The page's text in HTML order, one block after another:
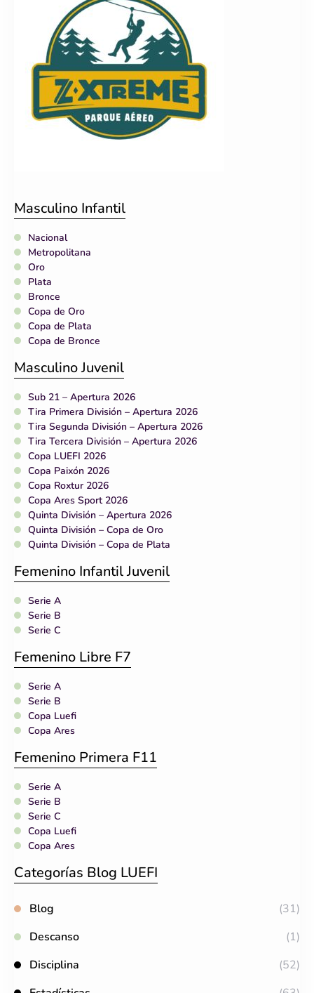
Masculino Infantil
Nacional
Metropolitana
Oro
Plata
Bronce
Copa de Oro
Copa de Plata
Copa de Bronce
Masculino Juvenil
Sub 21 – Apertura 2026
Tira Primera División – Apertura 2026
Tira Segunda División – Apertura 2026
Tira Tercera División – Apertura 2026
Copa LUEFI 2026
Copa Paixón 2026
Copa Roxtur 2026
Copa Ares Sport 2026
Quinta División – Apertura 2026
Quinta División – Copa de Oro
Quinta División – Copa de Plata
Femenino Infantil Juvenil
Serie A
Serie B
Serie C
Femenino Libre F7
Serie A
Serie B
Copa Luefi
Copa Ares
Femenino Primera F11
Serie A
Serie B
Serie C
Copa Luefi
Copa Ares
Categorías Blog LUEFI
Blog
(31)
Descanso
(1)
Disciplina
(52)